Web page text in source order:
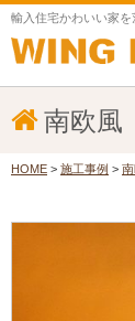
輸入住宅かわいい家
南欧風
HOME > 施工事例 >